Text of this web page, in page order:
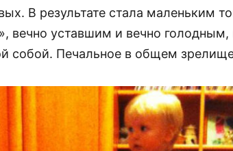
В результате стала маленьким
вечно уставшим и вечно голодным,
собой. Печальное в общем